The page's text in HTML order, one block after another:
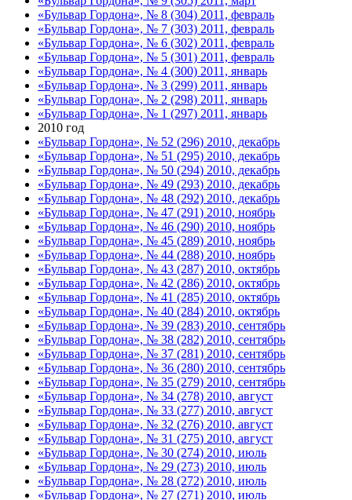
«Бульвар Гордона», № 8 (304) 2011, февраль
«Бульвар Гордона», № 7 (303) 2011, февраль
«Бульвар Гордона», № 6 (302) 2011, февраль
«Бульвар Гордона», № 5 (301) 2011, февраль
«Бульвар Гордона», № 4 (300) 2011, январь
«Бульвар Гордона», № 3 (299) 2011, январь
«Бульвар Гордона», № 2 (298) 2011, январь
«Бульвар Гордона», № 1 (297) 2011, январь
2010 год
«Бульвар Гордона», № 52 (296) 2010, декабрь
«Бульвар Гордона», № 51 (295) 2010, декабрь
«Бульвар Гордона», № 50 (294) 2010, декабрь
«Бульвар Гордона», № 49 (293) 2010, декабрь
«Бульвар Гордона», № 48 (292) 2010, декабрь
«Бульвар Гордона», № 47 (291) 2010, ноябрь
«Бульвар Гордона», № 46 (290) 2010, ноябрь
«Бульвар Гордона», № 45 (289) 2010, ноябрь
«Бульвар Гордона», № 44 (288) 2010, ноябрь
«Бульвар Гордона», № 43 (287) 2010, октябрь
«Бульвар Гордона», № 42 (286) 2010, октябрь
«Бульвар Гордона», № 41 (285) 2010, октябрь
«Бульвар Гордона», № 40 (284) 2010, октябрь
«Бульвар Гордона», № 39 (283) 2010, сентябрь
«Бульвар Гордона», № 38 (282) 2010, сентябрь
«Бульвар Гордона», № 37 (281) 2010, сентябрь
«Бульвар Гордона», № 36 (280) 2010, сентябрь
«Бульвар Гордона», № 35 (279) 2010, сентябрь
«Бульвар Гордона», № 34 (278) 2010, август
«Бульвар Гордона», № 33 (277) 2010, август
«Бульвар Гордона», № 32 (276) 2010, август
«Бульвар Гордона», № 31 (275) 2010, август
«Бульвар Гордона», № 30 (274) 2010, июль
«Бульвар Гордона», № 29 (273) 2010, июль
«Бульвар Гордона», № 28 (272) 2010, июль
«Бульвар Гордона», № 27 (271) 2010, июль